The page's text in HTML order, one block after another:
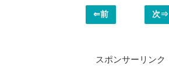
⇐前 次⇒
スポンサーリンク